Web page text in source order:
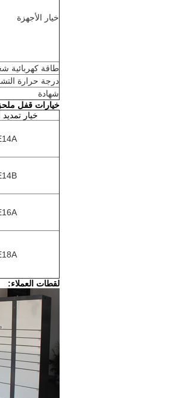
خيار الأجهزة
طاقة كهربائية
درجة حرارة
شهادة
خيارات قفل
خيار تمديد
لقطات العملاء: